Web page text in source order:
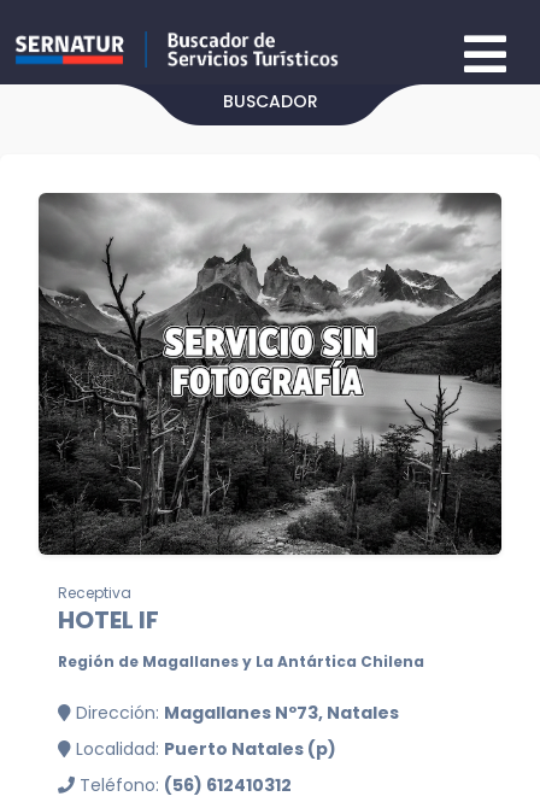
BUSCADOR
Receptiva
HOTEL IF
Región de Magallanes y La Antártica Chilena
Dirección: Magallanes Nº73, Natales
Localidad: Puerto Natales (p)
Teléfono: (56) 612410312